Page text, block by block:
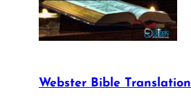
Webster Bible Translation